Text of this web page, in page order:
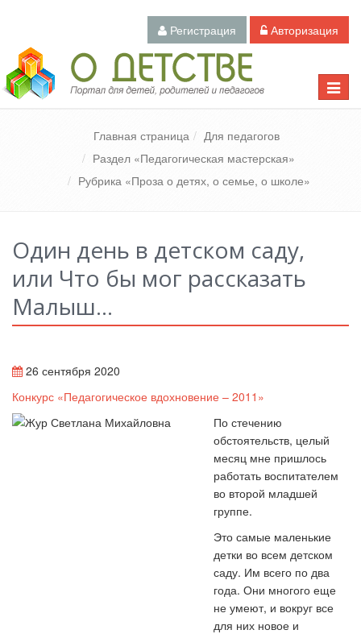
Регистрация Авторизация
Toggle
Педагогический портал «О детстве»
Главная страница
Для педагогов
Раздел «Педагогическая мастерская»
Рубрика «Проза о детях, о семье, о школе»
Один день в детском саду,
или Что бы мог рассказать
Малыш…
26 сентября 2020
Конкурс «Педагогическое вдохновение – 2011»
По стечению
обстоятельств, целый
месяц мне пришлось
работать воспитателем
во второй младшей
группе.
Это самые маленькие
детки во всем детском
саду. Им всего по два
года. Они многого еще
не умеют, и вокруг все
для них новое и